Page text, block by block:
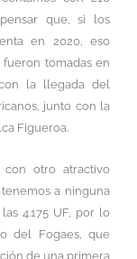
que, si los
en 2020, eso
tomadas en
la llegada del
junto con la
Figueroa.
con otro atractivo
a ninguna
4.175 UF, por lo
del Fogaes, que
de una primera